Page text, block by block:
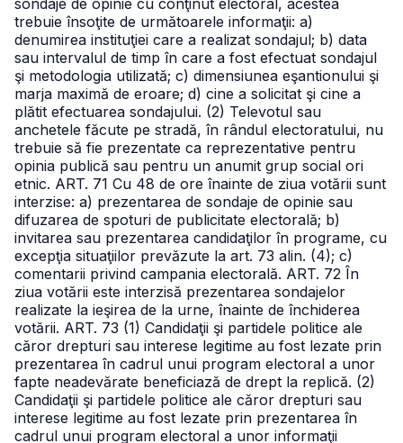
sondaje de opinie cu conţinut electoral, acestea
trebuie însoţite de următoarele informaţii: a)
denumirea instituţiei care a realizat sondajul; b) data
sau intervalul de timp în care a fost efectuat sondajul
şi metodologia utilizată; c) dimensiunea eşantionului şi
marja maximă de eroare; d) cine a solicitat şi cine a
plătit efectuarea sondajului. (2) Televotul sau
anchetele făcute pe stradă, în rândul electoratului, nu
trebuie să fie prezentate ca reprezentative pentru
opinia publică sau pentru un anumit grup social ori
etnic. ART. 71 Cu 48 de ore înainte de ziua votării sunt
interzise: a) prezentarea de sondaje de opinie sau
difuzarea de spoturi de publicitate electorală; b)
invitarea sau prezentarea candidaţilor în programe, cu
excepţia situaţiilor prevăzute la art. 73 alin. (4); c)
comentarii privind campania electorală. ART. 72 În
ziua votării este interzisă prezentarea sondajelor
realizate la ieşirea de la urne, înainte de închiderea
votării. ART. 73 (1) Candidaţii şi partidele politice ale
căror drepturi sau interese legitime au fost lezate prin
prezentarea în cadrul unui program electoral a unor
fapte neadevărate beneficiază de drept la replică. (2)
Candidaţii şi partidele politice ale căror drepturi sau
interese legitime au fost lezate prin prezentarea în
cadrul unui program electoral a unor informaţii